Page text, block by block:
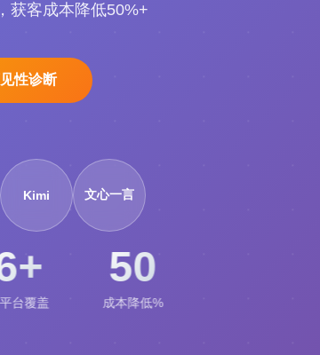
获客成本降低50%+
性诊断
Kimi 文心一言
台覆盖
50
成本降低%